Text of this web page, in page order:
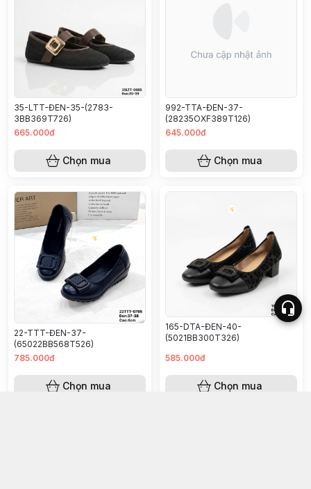
35-LTT-ĐEN-35-(2783-
3BB369T726)
665.000đ
Chọn mua
992-TTA-ĐEN-37-
(28235OXF389T126)
645.000đ
Chọn mua
22-TTT-ĐEN-37-
(65022BB568T526)
785.000đ
Chọn mua
165-DTA-ĐEN-40-
(5021BB300T326)
585.000đ
Chọn mua